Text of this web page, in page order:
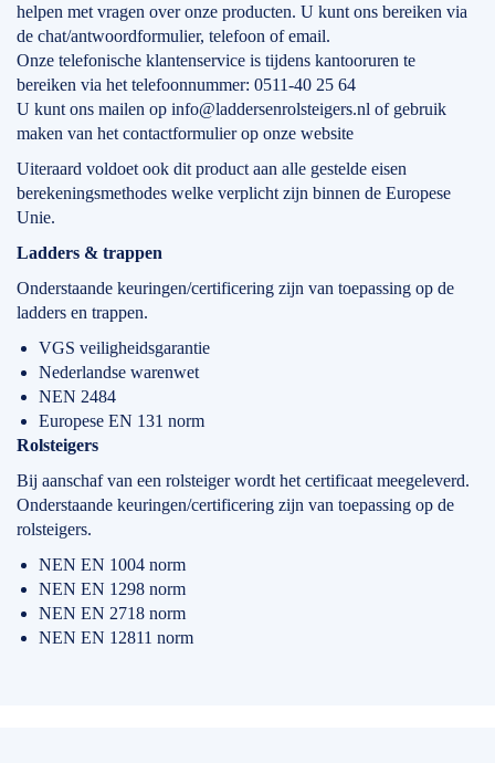
helpen met vragen over onze producten. U kunt ons bereiken via
de chat/antwoordformulier, telefoon of email.
Onze telefonische klantenservice is tijdens kantooruren te
bereiken via het telefoonnummer: 0511-40 25 64
U kunt ons mailen op info@laddersenrolsteigers.nl of gebruik
maken van het contactformulier op onze website
Uiteraard voldoet ook dit product aan alle gestelde eisen
berekeningsmethodes welke verplicht zijn binnen de Europese
Unie.
Ladders & trappen
Onderstaande keuringen/certificering zijn van toepassing op de
ladders en trappen.
VGS veiligheidsgarantie
Nederlandse warenwet
NEN 2484
Europese EN 131 norm
Rolsteigers
Bij aanschaf van een rolsteiger wordt het certificaat meegeleverd.
Onderstaande keuringen/certificering zijn van toepassing op de
rolsteigers.
NEN EN 1004 norm
NEN EN 1298 norm
NEN EN 2718 norm
NEN EN 12811 norm